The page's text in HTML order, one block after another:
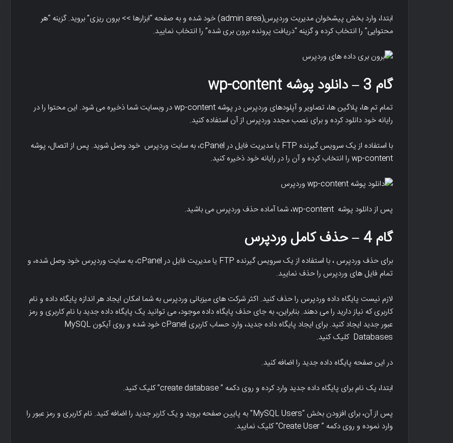
ابتدا، وارد بخش پیشخوان مدیریت وردپرس(admin area) خود شده و به صفحه “ابزارها >> برون ریزی” بروید. گزینه “هر
محتوایی” را انتخاب کرده و گزینه “‌دریافت پرونده برون بری شده” را انتخاب نمایید.
گام 3 – دانلود پوشه wp-content
تمام تم ها، پلاگین ها، تصاویر و آپلودهای وردپرس در پوشه wp-content در وبسایت شما ذخیره می شود. این محتوا را در
رایانه خود دانلود کرده و برای نصب مجدد وردپرس از آن استفاده کنید.
با استفاده از یک سرویس گیرنده FTP یا مدیریت فایل در cPanel، به سایت وردپرس خود وصل شوید. پس از اتصال، پوشه
wp-content را انتخاب کرده و آن را در رایانه خود ذخیره کنید.
پس از دانلود پوشه wp-content، شما آماده حذف وردپرس می باشید.
گام 4 – حذف کامل وردپرس
برای حذف وردپرس ، با استفاده از یک سرویس گیرنده FTP یا مدیریت فایل در cPanel، به سایت وردپرس خود وصل شده، و
تمام فایل های وردپرس را حذف نمایید.
لازم نیست پایگاه داده وردپرس را حذف کنید. اکثر شرکت های میزبانی وردپرس به شما امکان ایجاد هر اندازه پایگاه داده و نام
کاربری که نیاز دارید را می دهند. بنابراین، به جای حذف پایگاه داده موجود، می توانید یک پایگاه داده جدید با نام کاربری و رمز
عبور جدید ایجاد کنید. برای ایجاد پایگاه داده جدید، وارد حساب کاربری cPanel خود شده و روی آیکون MySQL
Databases کلیک کنید.
در این صفحه پایگاه داده جدید را اضافه کنید.
ابتدا، یک نام برای پایگاه داده جدید وارد کرده و روی دکمه ” create database” کلیک کنید.
پس از آن، برای افزودن بخش “MySQL Users” به پایین صفحه بروید و یک کاربر جدید را اضافه کنید. نام کاربری و رمز عبور را
وارد نموده و روی دکمه ” Create User” کلیک نمایید.